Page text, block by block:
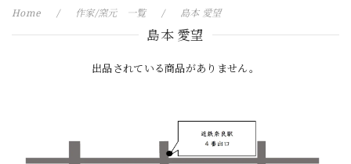
Home 作家/窯元 一覧 島本 愛望
島本 愛望
出品されている商品がありません。